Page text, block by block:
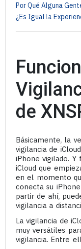
Por Qué Alguna
¿Es Igual la
de
Básicamente, la
vigilancia de
iPhone vigilado. Y
iCloud que
en el momento
conecta su
partir de ahí,
vigilancia a
La vigilancia de
muy versátiles
vigilancia. Entre